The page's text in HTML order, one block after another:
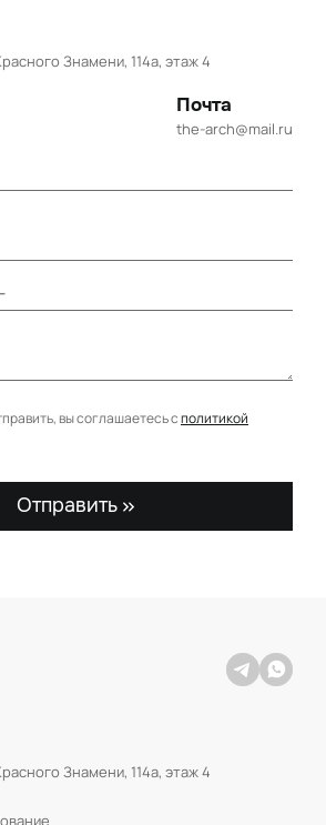
Знамени, 114а, этаж 4
Почта
the-arch@mail.ru
вы соглашаетесь сполитикой
Отправить
Знамени, 114а, этаж 4